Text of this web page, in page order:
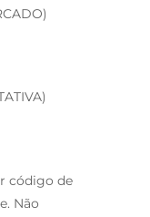
código de
Não